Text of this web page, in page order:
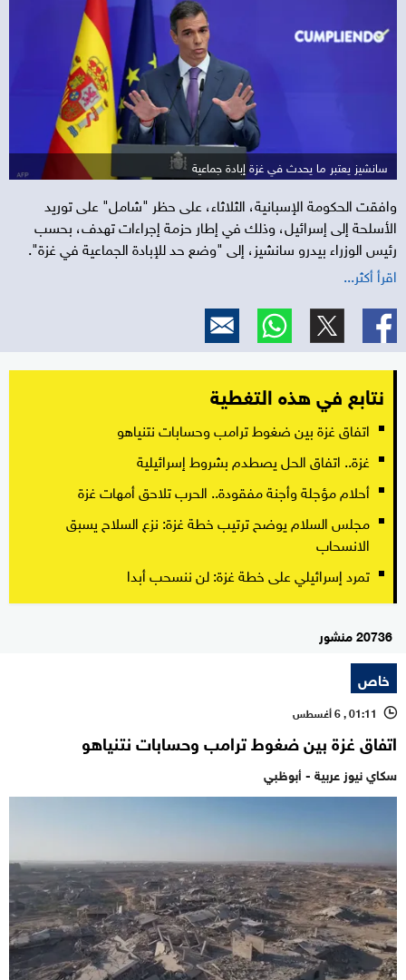
سانشيز يعتبر ما يحدث في غزة إبادة جماعية
وافقت الحكومة الإسبانية، الثلاثاء، على حظر "شامل" على توريد
الأسلحة إلى إسرائيل، وذلك في إطار حزمة إجراءات تهدف، بحسب
رئيس الوزراء بيدرو سانشيز، إلى "وضع حد للإبادة الجماعية في غزة".
اقرأ أكثر...
نتابع في هذه التغطية
اتفاق غزة بين ضغوط ترامب وحسابات نتنياهو
غزة.. اتفاق الحل يصطدم بشروط إسرائيلية
أحلام مؤجلة وأجنة مفقودة.. الحرب تلاحق أمهات غزة
مجلس السلام يوضح ترتيب خطة غزة: نزع السلاح يسبق
الانسحاب
تمرد إسرائيلي على خطة غزة: لن ننسحب أبدا
20736 منشور
خاص
l 01:11 , 6 أغسطس
اتفاق غزة بين ضغوط ترامب وحسابات نتنياهو
سكاي نيوز عربية - أبوظبي